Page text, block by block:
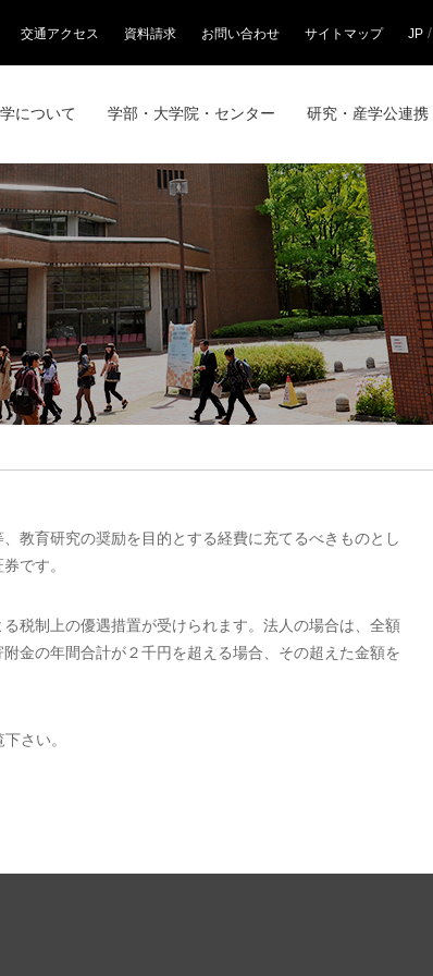
交通アクセス 資料請求 お問い合わせ サイトマップ JP /
について 学部・大学院・センター 研究・産学公連携
教育研究の奨励を目的とする経費に充てるべきものとし
です。
税制上の優遇措置が受けられます。法人の場合は、全額
金の年間合計が２千円を超える場合、その超えた金額を
さい。